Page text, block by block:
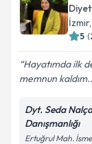
İzmir
5 (
Hayatımda ilk
memnun
Dyt. Seda
Danışmanlığı
Ertuğrul Mah.